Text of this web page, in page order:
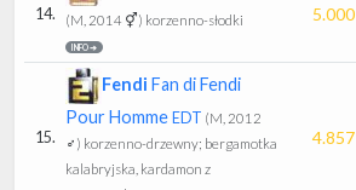
14. (M, 2014 ⚥) korzenno-słodki
INFO ➔
5.000
15.
Fendi Fan di Fendi
Pour Homme EDT (M, 2012
♂) korzenno-drzewny; bergamotka
kalabryjska, kardamon z
4.857